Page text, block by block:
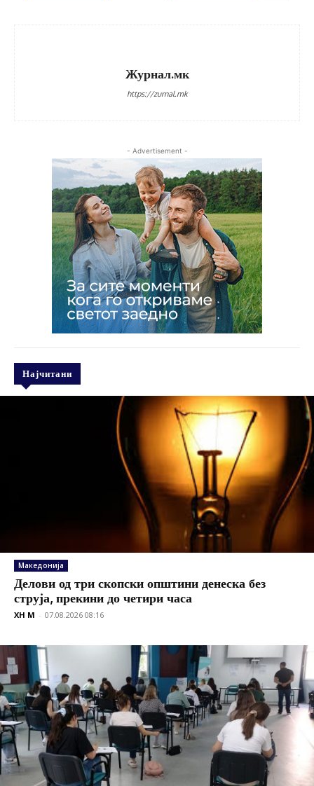
Журнал.мк
https://zurnal.mk
- Advertisement -
Најчитани
Македонија
Делови од три скопски општини денеска без
струја, прекини до четири часа
XH M - 07.08.2026 08:16